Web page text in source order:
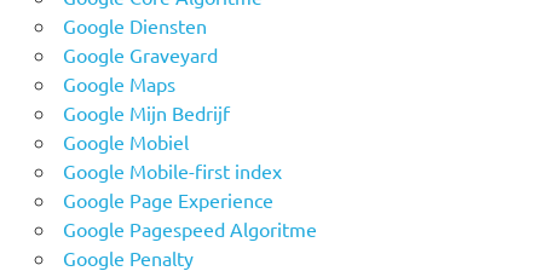
Google Diensten
Google Graveyard
Google Maps
Google Mijn Bedrijf
Google Mobiel
Google Mobile-first index
Google Page Experience
Google Pagespeed Algoritme
Google Penalty